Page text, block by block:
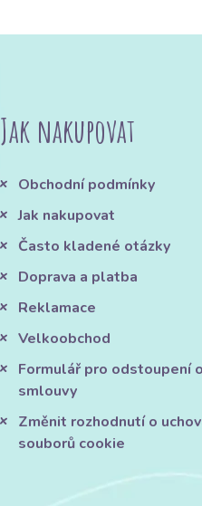
Jak nakupovat
Obchodní podmínky
Jak nakupovat
Často kladené otázky
Doprava a platba
Reklamace
Velkoobchod
Formulář pro odstoupení
smlouvy
Změnit rozhodnutí o
souborů cookie